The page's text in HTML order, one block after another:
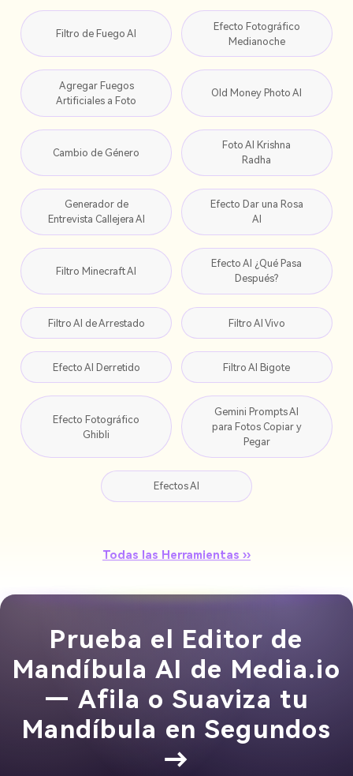
Filtro de Fuego AI
Efecto Fotográfico
Medianoche
Agregar Fuegos
Artificiales a Foto
Old Money Photo AI
Cambio de Género
Foto AI Krishna
Radha
Generador de
Entrevista Callejera AI
Efecto Dar una Rosa
AI
Filtro Minecraft AI
Efecto AI ¿Qué Pasa
Después?
Filtro AI de Arrestado Filtro AI Vivo
Efecto AI Derretido Filtro AI Bigote
Efecto Fotográfico
Ghibli
Gemini Prompts AI
para Fotos Copiar y
Pegar
Efectos AI
Todas las Herramientas ››
Prueba el Editor de
Mandíbula AI de Media.io
— Afila o Suaviza tu
Mandíbula en Segundos
→